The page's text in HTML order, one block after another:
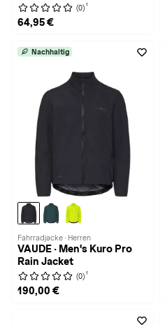
(0) 1
64,95 €
Nachhaltig
Fahrradjacke · Herren
VAUDE · Men's Kuro Pro
Rain Jacket
(0) 1
190,00 €